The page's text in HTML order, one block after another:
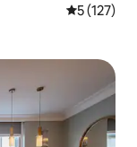
5 av 5 i
5 (127)